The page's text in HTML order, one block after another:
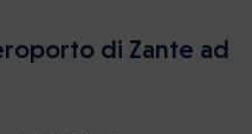
di Zante ad